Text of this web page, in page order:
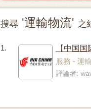
搜尋'運輸物流' 之
1.
【中国
服務 - 運
評論者: